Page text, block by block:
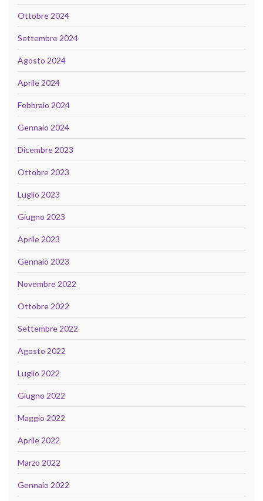
Ottobre 2024
Settembre 2024
Agosto 2024
Aprile 2024
Febbraio 2024
Gennaio 2024
Dicembre 2023
Ottobre 2023
Luglio 2023
Giugno 2023
Aprile 2023
Gennaio 2023
Novembre 2022
Ottobre 2022
Settembre 2022
Agosto 2022
Luglio 2022
Giugno 2022
Maggio 2022
Aprile 2022
Marzo 2022
Gennaio 2022